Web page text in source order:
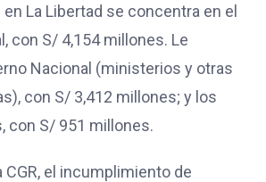
La Libertad se concentra en el
con S/ 4,154 millones. Le
Nacional (ministerios y otras
con S/ 3,412 millones; y los
con S/ 951 millones.
CGR, el incumplimiento de